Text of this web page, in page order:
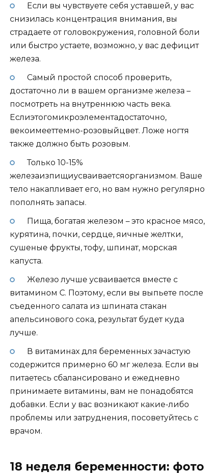
Если вы чувствуете себя уставшей, у вас
снизилась концентрация внимания, вы
страдаете от головокружения, головной боли
или быстро устаете, возможно, у вас дефицит
железа.
Самый простой способ проверить,
достаточно ли в вашем организме железа –
посмотреть на внутреннюю часть века.
Еслиэтогомикроэлементадостаточно,
векоимееттемно-розовыйцвет. Ложе ногтя
также должно быть розовым.
Только 10-15%
железаизпищиусваиваетсяорганизмом. Ваше
тело накапливает его, но вам нужно регулярно
пополнять запасы.
Пища, богатая железом – это красное мясо,
курятина, почки, сердце, яичные желтки,
сушеные фрукты, тофу, шпинат, морская
капуста.
Железо лучше усваивается вместе с
витамином С. Поэтому, если вы выпьете после
съеденного салата из шпината стакан
апельсинового сока, результат будет куда
лучше.
В витаминах для беременных зачастую
содержится примерно 60 мг железа. Если вы
питаетесь сбалансировано и ежедневно
принимаете витамины, вам не понадобятся
добавки. Если у вас возникают какие-либо
проблемы или затруднения, посоветуйтесь с
врачом.
18 неделя беременности: фото